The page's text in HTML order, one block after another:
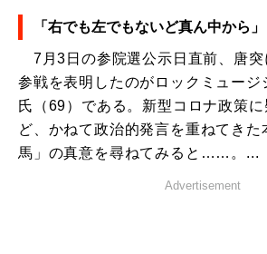
「右でも左でもないど真ん中から」
7月3日の参院選公示日直前、唐突
参戦を表明したのがロックミュージ
氏（69）である。新型コロナ政策
ど、かねて政治的発言を重ねてきた
馬」の真意を尋ねてみると……。...
Advertisement